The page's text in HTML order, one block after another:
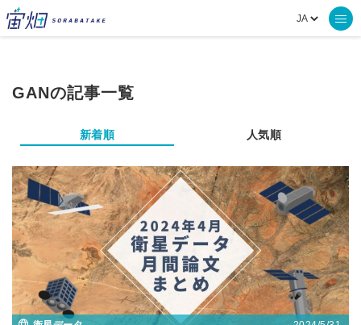
GANの記事一覧
新着順 人気順